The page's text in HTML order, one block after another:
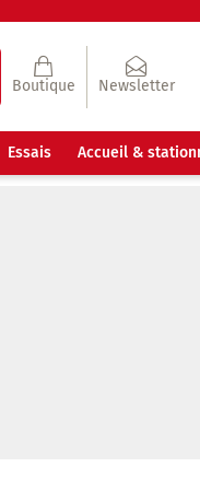
Boutique Newsletter
Essais Accueil &